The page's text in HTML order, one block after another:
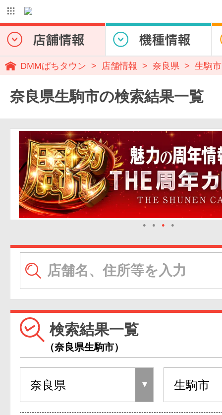
DMMぱちタウン 店舗情報 奈良県 生駒市
奈良県生駒市の検索結果一覧
● ● ● ●
検索結果一覧
（奈良県生駒市）